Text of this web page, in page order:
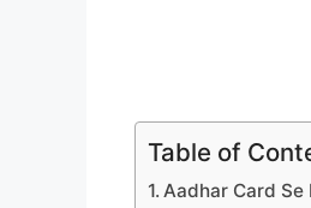
Table of
Aadhar Card Se